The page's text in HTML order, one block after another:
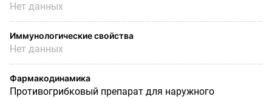
Нет данных
Иммунологические свойства
Нет данных
Фармакодинамика
Противогрибковый препарат для наружного